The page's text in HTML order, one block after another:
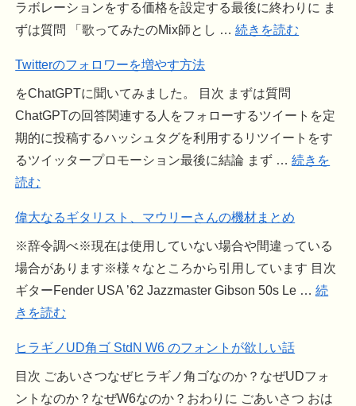
ラボレーションをする価格を設定する最後に終わりに ま
ずは質問 「歌ってみたのMix師とし …続きを読む
Twitterのフォロワーを増やす方法
をChatGPTに聞いてみました。 目次 まずは質問
ChatGPTの回答関連する人をフォローするツイートを定
期的に投稿するハッシュタグを利用するリツイートをす
るツイッタープロモーション最後に結論 まず …続きを
読む
偉大なるギタリスト、マウリーさんの機材まとめ
※辞令調べ※現在は使用していない場合や間違っている
場合があります※様々なところから引用しています 目次
ギターFender USA ’62 Jazzmaster Gibson 50s Le …続
きを読む
ヒラギノUD角ゴ StdN W6 のフォントが欲しい話
目次 ごあいさつなぜヒラギノ角ゴなのか？なぜUDフォ
ントなのか？なぜW6なのか？おわりに ごあいさつ おは